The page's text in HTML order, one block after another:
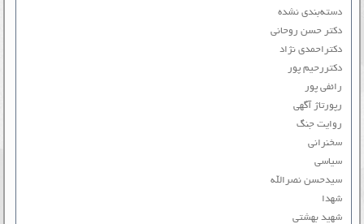
دسته‌بندی نشده
دکتر حسن روحانی
دکتراحمدی نژاد
دکتررحیم پور
رائفی پور
رپورتاژ آگهی
روایت جنگ
سخنرانی
سیاسی
سیدحسن نصرالله
شهدا
شهید بهشتی